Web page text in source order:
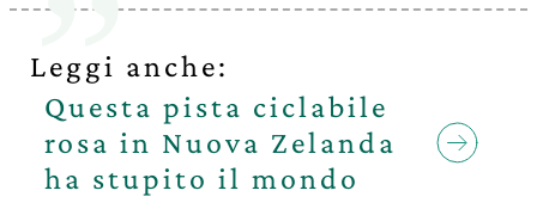
Leggi anche:
Questa pista ciclabile
rosa in Nuova Zelanda
ha stupito il mondo